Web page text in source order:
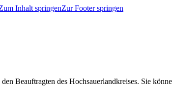
Inhalt springenZur Footer springen
Beauftragten des Hochsauerlandkreises. Sie